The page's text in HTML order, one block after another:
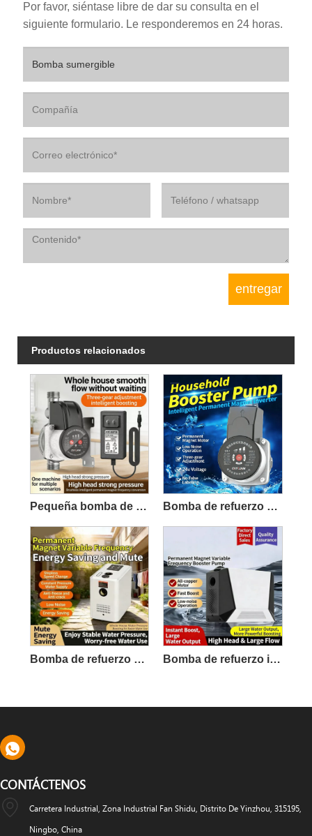
Por favor, siéntase libre de dar su consulta en el
siguiente formulario. Le responderemos en 24 horas.
Productos relacionados
Pequeña bomba de refuerzo inteligente Bomba de refuerzo silenciosa de frecuencia variable de imán permanente inteligente
Bomba de refuerzo de frecuencia variable de imán permanente Bomba de refuerzo inteligente grande
CONTÁCTENOS
Carretera Industrial, Zona Industrial Fan Shidu, Distrito De Yinzhou, 315195,
Ningbo, China